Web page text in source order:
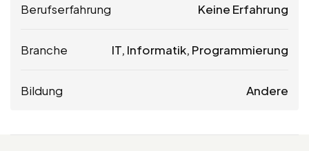
Berufserfahrung Keine Erfahrung
Branche IT, Informatik, Programmierung
Bildung Andere